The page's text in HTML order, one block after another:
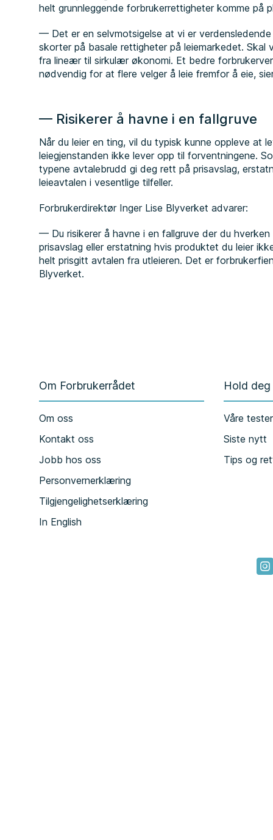
helt grunnleggende forbrukerrettigheter komme på
— Det er en selvmotsigelse at vi er
skorter på basale rettigheter på leiemarkedet.
fra lineær til sirkulær økonomi. Et bedre
nødvendig for at flere velger å leie fremfor å eie,
— Risikerer å havne i en fallgruve
Når du leier en ting, vil du typisk kunne oppleve at
leiegjenstanden ikke lever opp til forventningene.
typene avtalebrudd gi deg rett på prisavslag,
leieavtalen i vesentlige tilfeller.
Forbrukerdirektør Inger Lise Blyverket advarer:
— Du risikerer å havne i en fallgruve der du
prisavslag eller erstatning hvis produktet du leier
helt prisgitt avtalen fra utleieren. Det er
Blyverket.
Om Forbrukerrådet
Om oss
Kontakt oss
Jobb hos oss
Personvernerklæring
Tilgjengelighetserklæring
In English
Hold
Våre tester
Siste nytt
Tips og